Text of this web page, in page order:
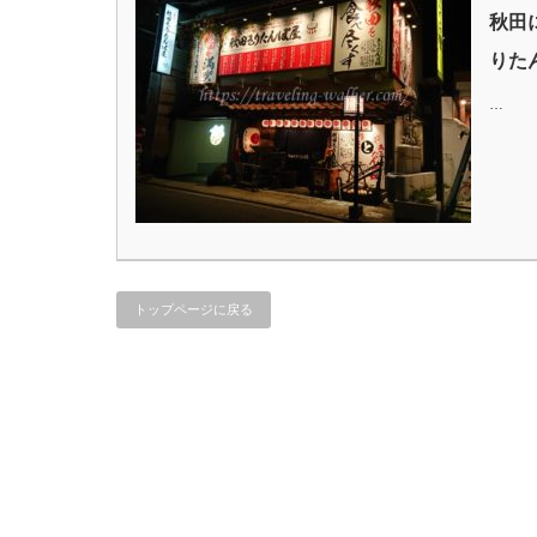
秋田
りた
…
トップページに戻る